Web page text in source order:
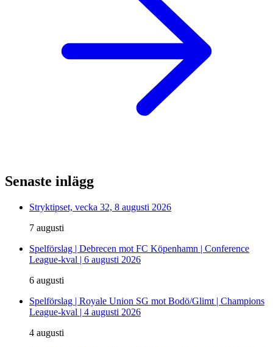
Senaste inlägg
Stryktipset, vecka 32, 8 augusti 2026
7 augusti
Spelförslag | Debrecen mot FC Köpenhamn | Conference
League-kval | 6 augusti 2026
6 augusti
Spelförslag | Royale Union SG mot Bodö/Glimt | Champions
League-kval | 4 augusti 2026
4 augusti